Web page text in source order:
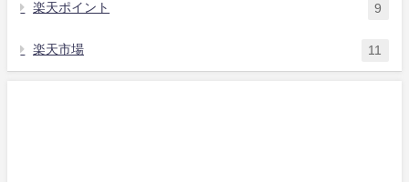
楽天ポイント 9
楽天市場 11